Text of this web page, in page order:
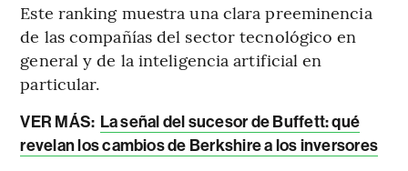
Este ranking muestra una clara preeminencia
de las compañías del sector tecnológico en
general y de la inteligencia artificial en
particular.
VER MÁS: La señal del sucesor de Buffett: qué
revelan los cambios de Berkshire a los inversores